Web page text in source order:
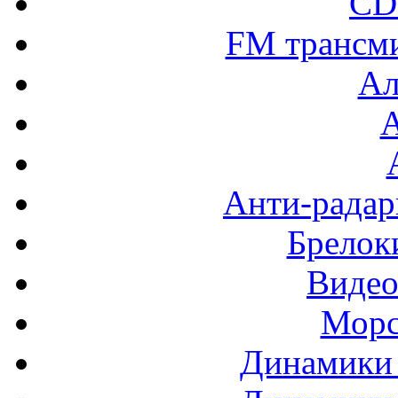
FM
Анти-
Динамики